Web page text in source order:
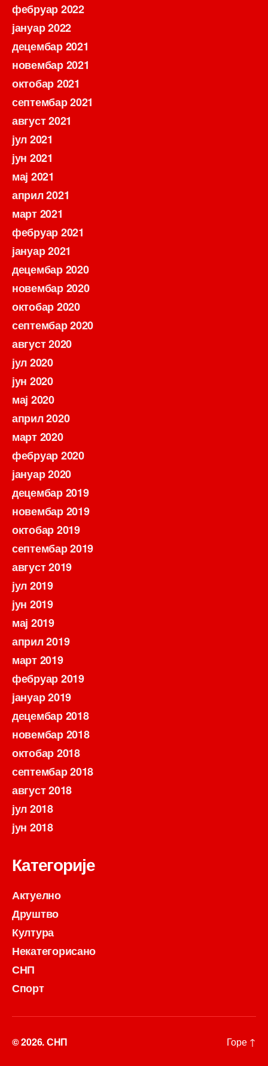
фебруар 2022
јануар 2022
децембар 2021
новембар 2021
октобар 2021
септембар 2021
август 2021
јул 2021
јун 2021
мај 2021
април 2021
март 2021
фебруар 2021
јануар 2021
децембар 2020
новембар 2020
октобар 2020
септембар 2020
август 2020
јул 2020
јун 2020
мај 2020
април 2020
март 2020
фебруар 2020
јануар 2020
децембар 2019
новембар 2019
октобар 2019
септембар 2019
август 2019
јул 2019
јун 2019
мај 2019
април 2019
март 2019
фебруар 2019
јануар 2019
децембар 2018
новембар 2018
октобар 2018
септембар 2018
август 2018
јул 2018
јун 2018
Категорије
Актуелно
Друштво
Култура
Некатегорисано
СНП
Спорт
© 2026.СНП Горе ↑